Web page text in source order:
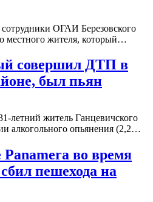
ОГАИ Березовского
местного жителя, который…
совершил ДТП в
был пьян
летний житель Ганцевичского
алкогольного опьянения (2,2…
Panamera во время
пешехода на